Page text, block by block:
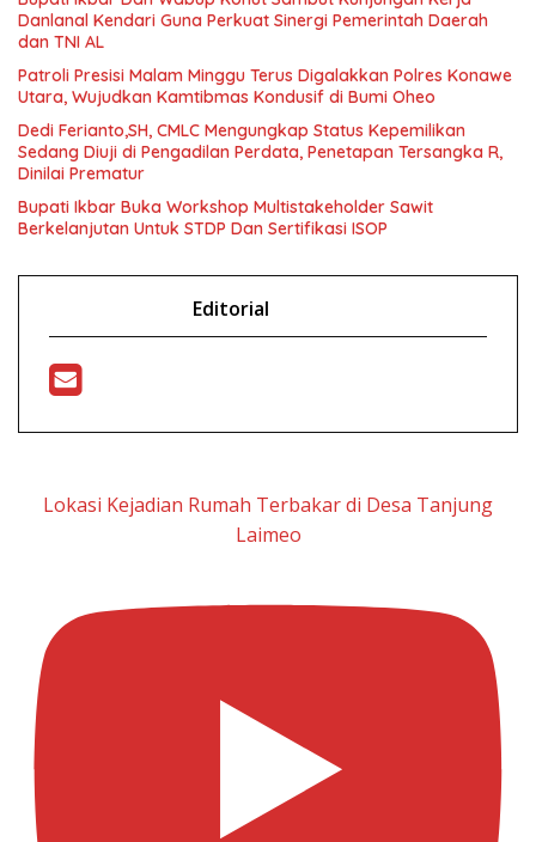
Danlanal Kendari Guna Perkuat Sinergi Pemerintah Daerah
dan TNI AL
Patroli Presisi Malam Minggu Terus Digalakkan Polres Konawe
Utara, Wujudkan Kamtibmas Kondusif di Bumi Oheo
Dedi Ferianto,SH, CMLC Mengungkap Status Kepemilikan
Sedang Diuji di Pengadilan Perdata, Penetapan Tersangka R,
Dinilai Prematur
Bupati Ikbar Buka Workshop Multistakeholder Sawit
Berkelanjutan Untuk STDP Dan Sertifikasi ISOP
Editorial
Lokasi Kejadian Rumah Terbakar di Desa Tanjung
Laimeo